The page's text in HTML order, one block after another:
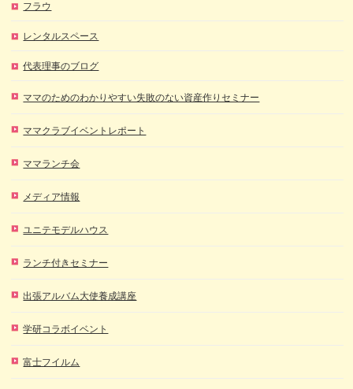
フラウ
レンタルスペース
代表理事のブログ
ママのためのわかりやすい失敗のない資産作りセミナー
ママクラブイベントレポート
ママランチ会
メディア情報
ユニテモデルハウス
ランチ付きセミナー
出張アルバム大使養成講座
学研コラボイベント
富士フイルム